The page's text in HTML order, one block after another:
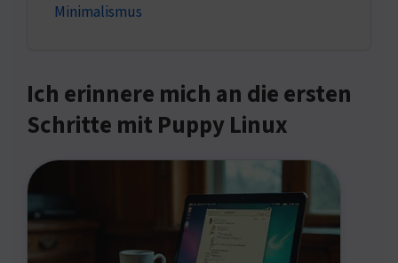
Minimalismus
Ich erinnere mich an die ersten
Schritte mit Puppy Linux